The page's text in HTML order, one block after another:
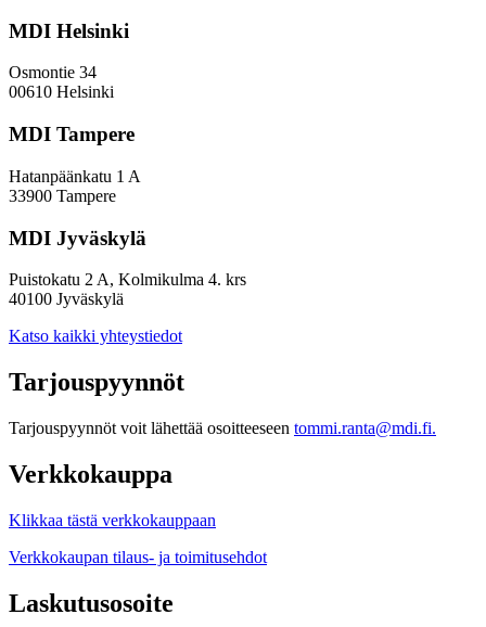
MDI Helsinki
Osmontie 34
00610 Helsinki
MDI Tampere
Hatanpäänkatu 1 A
33900 Tampere
MDI Jyväskylä
Puistokatu 2 A, Kolmikulma 4. krs
40100 Jyväskylä
Katso kaikki yhteystiedot
Tarjouspyynnöt
Tarjouspyynnöt voit lähettää osoitteeseen tommi.ranta@mdi.fi.
Verkkokauppa
Klikkaa tästä verkkokauppaan
Verkkokaupan tilaus- ja toimitusehdot
Laskutusosoite